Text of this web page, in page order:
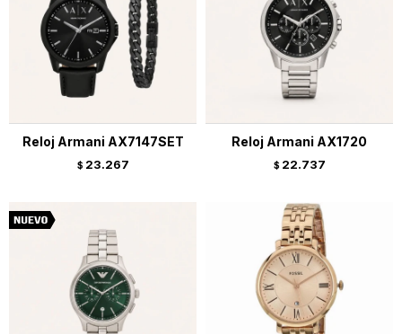
Reloj Armani AX7147SET
$ 23.267
Reloj Armani AX1720
$ 22.737